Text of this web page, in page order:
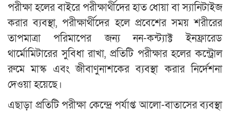
পরীক্ষা হলের বাইরে পরীক্ষার্থীদের হাত ধোয়া বা স্যানিটাইজ
করার ব্যবস্থা, পরীক্ষার্থীদের হলে প্রবেশের সময় শরীরের
তাপমাত্রা পরিমাপের জন্য নন-কন্ট্যাক্ট ইনফ্রারেড
থার্মোমিটারের সুবিধা রাখা, প্রতিটি পরীক্ষার হলের কন্ট্রোল
রুমে মাস্ক এবং জীবাণুনাশকের ব্যবস্থা করার নির্দেশনা
দেওয়া হয়েছে।
এছাড়া প্রতিটি পরীক্ষা কেন্দ্রে পর্যাপ্ত আলো-বাতাসের ব্যবস্থা